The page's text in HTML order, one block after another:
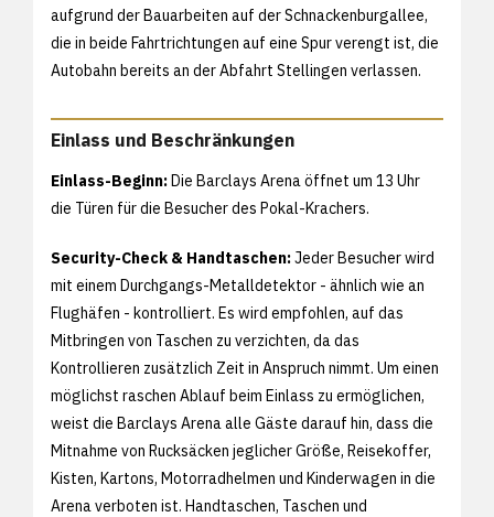
aufgrund der Bauarbeiten auf der Schnackenburgallee,
die in beide Fahrtrichtungen auf eine Spur verengt ist, die
Autobahn bereits an der Abfahrt Stellingen verlassen.
Einlass und Beschränkungen
Einlass-Beginn:Die Barclays Arena öffnet um 13 Uhr
die Türen für die Besucher des Pokal-Krachers.
Security-Check & Handtaschen:Jeder Besucher wird
mit einem Durchgangs-Metalldetektor - ähnlich wie an
Flughäfen - kontrolliert. Es wird empfohlen, auf das
Mitbringen von Taschen zu verzichten, da das
Kontrollieren zusätzlich Zeit in Anspruch nimmt. Um einen
möglichst raschen Ablauf beim Einlass zu ermöglichen,
weist die Barclays Arena alle Gäste darauf hin, dass die
Mitnahme von Rucksäcken jeglicher Größe, Reisekoffer,
Kisten, Kartons, Motorradhelmen und Kinderwagen in die
Arena verboten ist. Handtaschen, Taschen und